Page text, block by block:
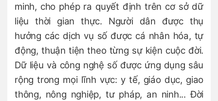
minh, cho phép ra quyết định trên cơ sở dữ
liệu thời gian thực. Người dân được thụ
hưởng các dịch vụ số được cá nhân hóa, tự
động, thuận tiện theo từng sự kiện cuộc đời.
Dữ liệu và công nghệ số được ứng dụng sâu
rộng trong mọi lĩnh vực: y tế, giáo dục, giao
thông, nông nghiệp, tư pháp, an ninh... Đời